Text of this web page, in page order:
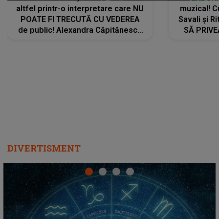
altfel printr-o interpretare care NU
POATE FI TRECUTĂ CU VEDEREA
de public! Alexandra Căpitănescu
muzical!
Savali și
SĂ
DIVERTISMENT